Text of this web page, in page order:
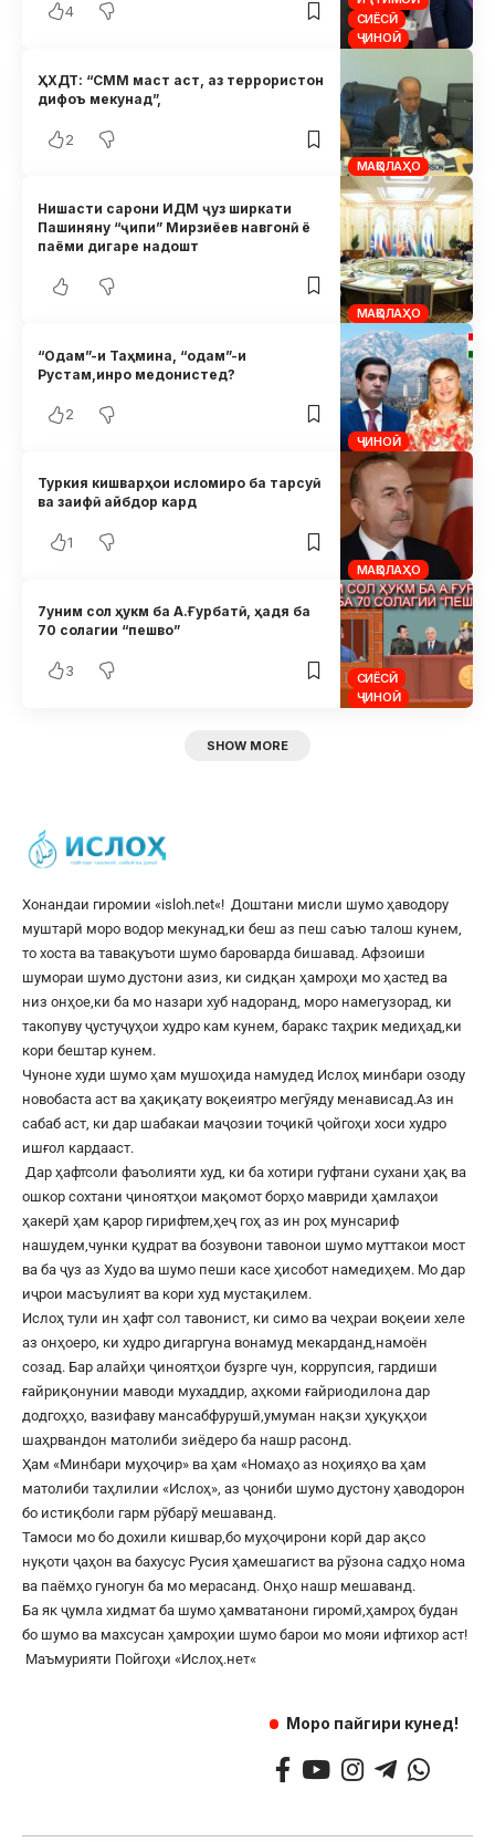
СИЁСӢ
ҶИНОӢ
4
МАҚОЛАҲО
ҲХДТ: “СММ маст аст, аз террористон
дифоъ мекунад”,
2
МАҚОЛАҲО
Нишасти сарони ИДМ ҷуз ширкати
Пашиняну “ҷипи” Мирзиёев навгонӣ ё
паёми дигаре надошт
ҶИНОӢ
“Одам”-и Таҳмина, “одам”-и
Рустам,инро медонистед?
2
МАҚОЛАҲО
Туркия кишварҳои исломиро ба тарсуӣ
ва заифӣ айбдор кард
1
СИЁСӢ
ҶИНОӢ
7уним сол ҳукм ба А.Ғурбатӣ, ҳадя ба
70 солагии “пешво”
3
SHOW MORE
Хонандаи гиромии «isloh.net«! Доштани мисли шумо ҳаводору
муштарӣ моро водор мекунад,ки беш аз пеш саъю талош кунем,
то хоста ва тавақуъоти шумо бароварда бишавад. Афзоиши
шумораи шумо дустони азиз, ки сидқан ҳамроҳи мо ҳастед ва
низ онҳое,ки ба мо назари хуб надоранд, моро намегузорад, ки
такопуву ҷустуҷуҳои худро кам кунем, баракс таҳрик медиҳад,ки
кори бештар кунем.
Чуноне худи шумо ҳам мушоҳида намудед Ислоҳ минбари озоду
новобаста аст ва ҳақиқату воқеиятро мегӯяду менависад.Аз ин
сабаб аст, ки дар шабакаи маҷозии тоҷикӣ ҷойгоҳи хоси худро
ишғол кардааст.
Дар ҳафтсоли фаъолияти худ, ки ба хотири гуфтани сухани ҳақ ва
ошкор сохтани ҷиноятҳои мақомот борҳо мавриди ҳамлаҳои
ҳакерӣ ҳам қарор гирифтем,ҳеҷ гоҳ аз ин роҳ мунсариф
нашудем,чунки қудрат ва бозувони тавонои шумо муттакои мост
ва ба ҷуз аз Худо ва шумо пеши касе ҳисобот намедиҳем. Мо дар
иҷрои масъулият ва кори худ мустақилем.
Ислоҳ тули ин ҳафт сол тавонист, ки симо ва чеҳраи воқеии хеле
аз онҳоеро, ки худро дигаргуна вонамуд мекарданд,намоён
созад. Бар алайҳи ҷиноятҳои бузрге чун, коррупсия, гардиши
ғайриқонунии маводи мухаддир, аҳкоми ғайриодилона дар
додгоҳҳо, вазифаву мансабфурушӣ,умуман нақзи ҳуқуқҳои
шаҳрвандон матолиби зиёдеро ба нашр расонд.
Ҳам «Минбари муҳоҷир» ва ҳам «Номаҳо аз ноҳияҳо ва ҳам
матолиби таҳлилии «Ислоҳ», аз ҷониби шумо дустону ҳаводорон
бо истиқболи гарм рӯбарӯ мешаванд.
Тамоси мо бо дохили кишвар,бо муҳоҷирони корӣ дар ақсо
нуқоти ҷаҳон ва бахусус Русия ҳамешагист ва рӯзона садҳо нома
ва паёмҳо гуногун ба мо мерасанд. Онҳо нашр мешаванд.
Ба як ҷумла хидмат ба шумо ҳамватанони гиромӣ,ҳамроҳ будан
бо шумо ва махсусан ҳамроҳии шумо барои мо мояи ифтихор аст!
Маъмурияти Пойгоҳи «Ислоҳ.нет«
Моро пайгири кунед!